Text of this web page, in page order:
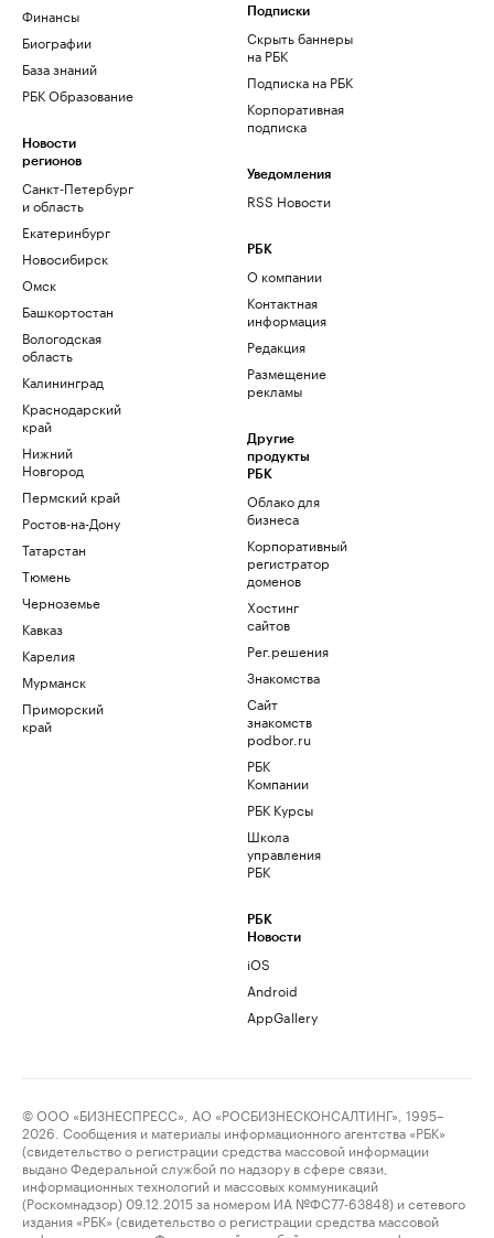
Финансы
Биографии
База знаний
РБК Образование
Новости
регионов
Санкт-Петербург
и область
Екатеринбург
Новосибирск
Омск
Башкортостан
Вологодская
область
Калининград
Краснодарский
край
Нижний
Новгород
Пермский край
Ростов-на-Дону
Татарстан
Тюмень
Черноземье
Кавказ
Карелия
Мурманск
Приморский
край
Подписки
Скрыть баннеры
на РБК
Подписка на РБК
Корпоративная
подписка
Уведомления
RSS Новости
РБК
О компании
Контактная
информация
Редакция
Размещение
рекламы
Другие
продукты
РБК
Облако для
бизнеса
Корпоративный
регистратор
доменов
Хостинг
сайтов
Рег.решения
Знакомства
Сайт
знакомств
podbor.ru
РБК
Компании
РБК Курсы
Школа
управления
РБК
РБК
Новости
iOS
Android
AppGallery
© ООО «БИЗНЕСПРЕСС», АО «РОСБИЗНЕСКОНСАЛТИНГ», 1995–
2026. Сообщения и материалы информационного агентства «РБК»
(свидетельство о регистрации средства массовой информации
выдано Федеральной службой по надзору в сфере связи,
информационных технологий и массовых коммуникаций
(Роскомнадзор) 09.12.2015 за номером ИА №ФС77-63848) и сетевого
издания «РБК» (свидетельство о регистрации средства массовой